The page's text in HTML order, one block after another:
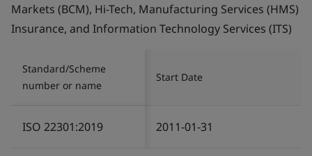
Markets (BCM), Hi-Tech, Manufacturing Services (HMS)
Insurance, and Information Technology Services (ITS)
Standard/Scheme
number or name
Start Date
ISO 22301:2019 2011-01-31